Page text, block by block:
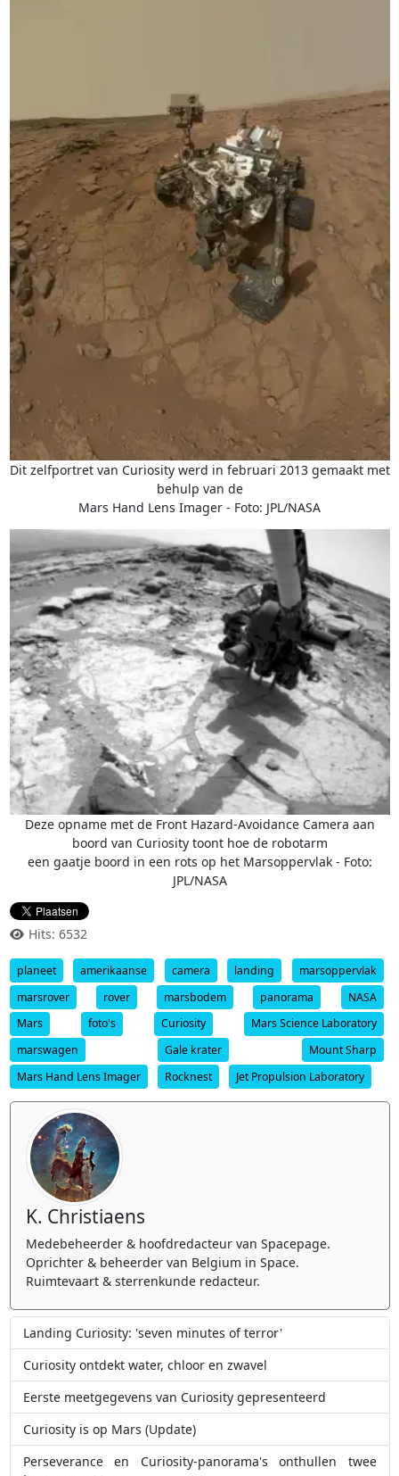
Dit zelfportret van Curiosity werd in februari 2013 gemaakt met
behulp van de
Mars Hand Lens Imager - Foto: JPL/NASA
Deze opname met de Front Hazard-Avoidance Camera aan
boord van Curiosity toont hoe de robotarm
een gaatje boord in een rots op het Marsoppervlak - Foto:
JPL/NASA
Hits: 6532
planeet amerikaanse camera landing
marsoppervlak
marsrover
rover marsbodem panorama
NASA
Mars
foto's Curiosity
Mars Science Laboratory
marswagen
Gale krater
Mount Sharp
Mars Hand Lens Imager
Rocknest Jet Propulsion Laboratory
K. Christiaens
Medebeheerder & hoofdredacteur van Spacepage.
Oprichter & beheerder van Belgium in Space.
Ruimtevaart & sterrenkunde redacteur.
Landing Curiosity: 'seven minutes of terror'
Curiosity ontdekt water, chloor en zwavel
Eerste meetgegevens van Curiosity gepresenteerd
Curiosity is op Mars (Update)
Perseverance en Curiosity-panorama's onthullen twee